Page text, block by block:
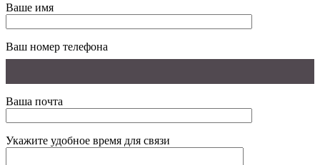
Ваше имя
Ваш номер телефона
Ваша почта
Укажите удобное время для связи